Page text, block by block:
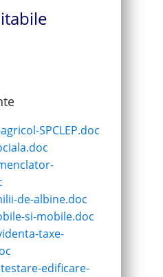
SPCLEP.doc
de-albine.doc
si-mobile.doc
taxe-
edificare-